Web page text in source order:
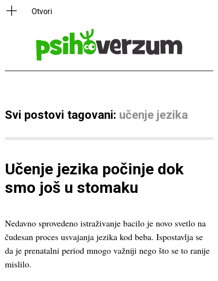
Svi postovi tagovani: učenje jezika
Učenje jezika počinje dok
smo još u stomaku
Nedavno sprovedeno istraživanje bacilo je novo svetlo na
čudesan proces usvajanja jezika kod beba. Ispostavlja se
da je prenatalni period mnogo važniji nego što se to ranije
mislilo.